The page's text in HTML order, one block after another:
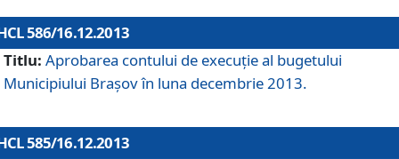
586/16.12.2013
Titlu: Aprobarea contului de execuţie al bugetului
Municipiului Braşov în luna decembrie 2013.
585/16.12.2013